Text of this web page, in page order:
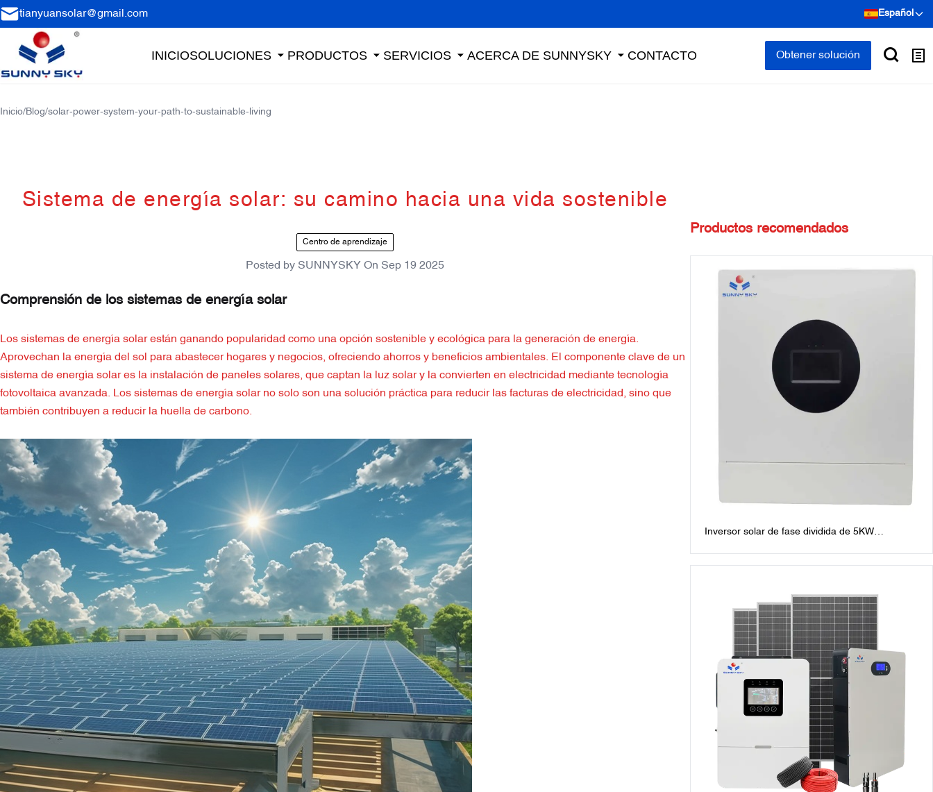
tianyuansolar@gmail.com Español
INICIOSOLUCIONES PRODUCTOS SERVICIOS ACERCA DE SUNNYSKY CONTACTO Obtener solución
Inicio/Blog/solar-power-system-your-path-to-sustainable-living
Sistema de energía solar: su camino hacia una vida sostenible
Centro de aprendizaje
Posted by SUNNYSKY On Sep 19 2025
Comprensión de los sistemas de energía solar
Los sistemas de energía solar están ganando popularidad como una opción sostenible y ecológica para la generación de energía.
Aprovechan la energía del sol para abastecer hogares y negocios, ofreciendo ahorros y beneficios ambientales. El componente clave de un
sistema de energía solar es la instalación de paneles solares, que captan la luz solar y la convierten en electricidad mediante tecnología
fotovoltaica avanzada. Los sistemas de energía solar no solo son una solución práctica para reducir las facturas de electricidad, sino que
también contribuyen a reducir la huella de carbono.
Productos recomendados
Inversor solar de fase dividida de 5KW